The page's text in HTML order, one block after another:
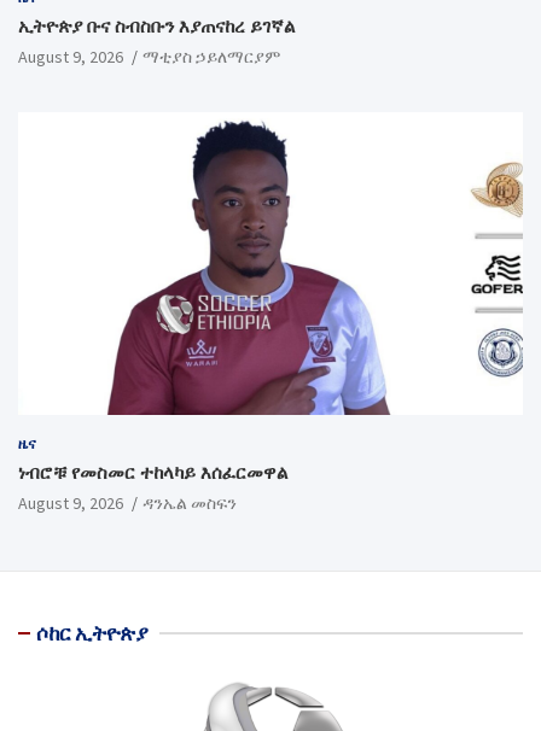
ኢትዮጵያ ቡና ስብስቡን እያጠናከረ ይገኛል
August 9, 2026 ማቲያስ ኃይለማርያም
ዜና
ነብሮቹ የመስመር ተከላካይ እሰፈርመዋል
August 9, 2026 ዳንኤል መስፍን
ሶከር ኢትዮጵያ